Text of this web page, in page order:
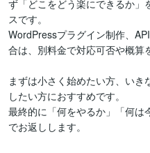
ず「どこをどう楽にできるか」
スです。
WordPressプラグイン制作、
合は、別料金で対応可否や概算
まずは小さく始めたい方、い
したい方におすすめです。
最終的に「何をやるか」「何は
でお返しします。